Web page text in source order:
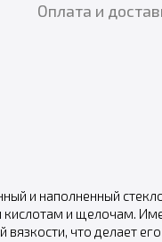
Оплата и
и наполненный
и щелочам.
что делает